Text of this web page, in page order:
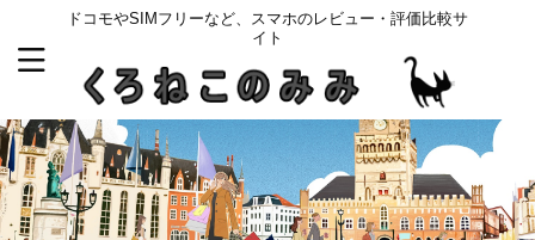
ドコモやSIMフリーなど、スマホのレビュー・評価比較サ
イト